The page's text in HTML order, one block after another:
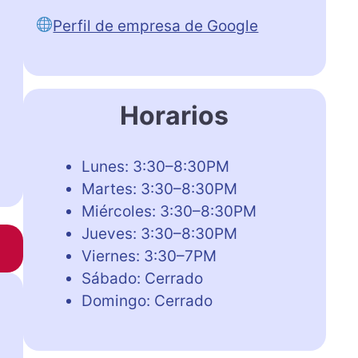
Perfil de empresa de Google
Horarios
Lunes: 3:30–8:30PM
Martes: 3:30–8:30PM
Miércoles: 3:30–8:30PM
Jueves: 3:30–8:30PM
Viernes: 3:30–7PM
Sábado: Cerrado
Domingo: Cerrado